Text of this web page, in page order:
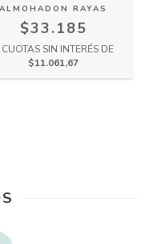
ALMOHADON RAYAS
$33.185
CUOTAS SIN INTERÉS DE
$11.061,67